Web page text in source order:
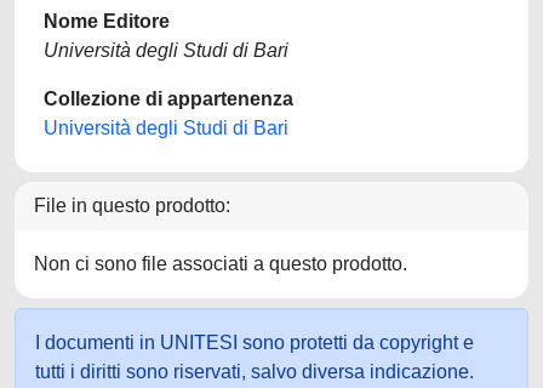
Nome Editore
Università degli Studi di Bari
Collezione di appartenenza
Università degli Studi di Bari
File in questo prodotto:
Non ci sono file associati a questo prodotto.
I documenti in UNITESI sono protetti da copyright e
tutti i diritti sono riservati, salvo diversa indicazione.